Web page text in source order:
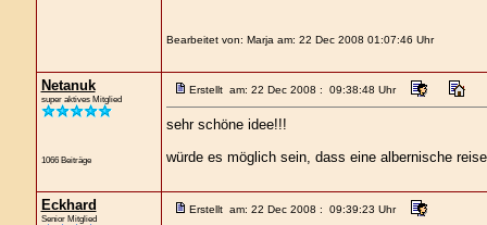
Bearbeitet von: Marja am: 22 Dec 2008 01:07:46 Uhr
Netanuk
super aktives Mitglied
1066 Beiträge
Erstellt am: 22 Dec 2008 : 09:38:48 Uhr
sehr schöne idee!!!
würde es möglich sein, dass eine albernische
Eckhard
Senior Mitglied
Erstellt am: 22 Dec 2008 : 09:39:23 Uhr